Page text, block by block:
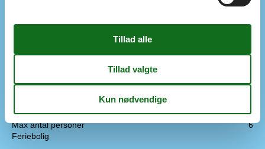
TV Tysk
Faciliteter
Byggeår/Renoveret
2009
Renoveret
Max antal personer
6
Feriebolig